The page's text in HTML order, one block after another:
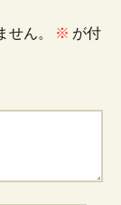
ん。 ※ が付